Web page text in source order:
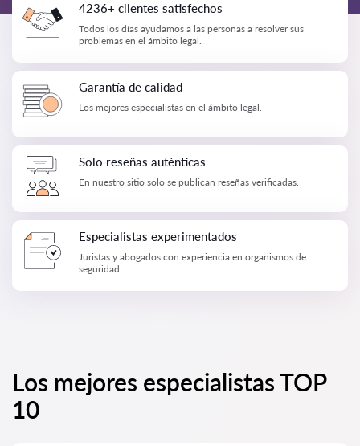
4236+ clientes satisfechos
Todos los días ayudamos a las personas a resolver sus
problemas en el ámbito legal.
Garantía de calidad
Los mejores especialistas en el ámbito legal.
Solo reseñas auténticas
En nuestro sitio solo se publican reseñas verificadas.
Especialistas experimentados
Juristas y abogados con experiencia en organismos de
seguridad
Los mejores especialistas TOP
10